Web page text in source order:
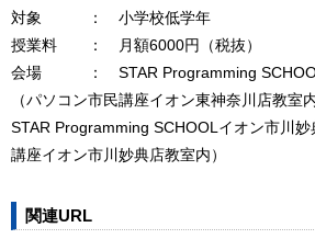
対象 ： 小学校低学年
授業料 ： 月額6000円（税抜）
会場 ： STAR Programming SCHOOL
（パソコン市民講座イオン東神奈川店教室内
STAR Programming SCHOOLイオン市川
講座イオン市川妙典店教室内）
関連URL